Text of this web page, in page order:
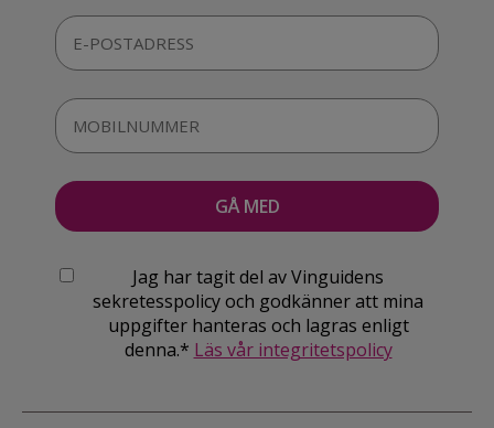
Jag har tagit del av Vinguidens
sekretesspolicy och godkänner att mina
uppgifter hanteras och lagras enligt
denna.* Läs vår integritetspolicy